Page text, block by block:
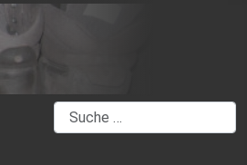
Suchen